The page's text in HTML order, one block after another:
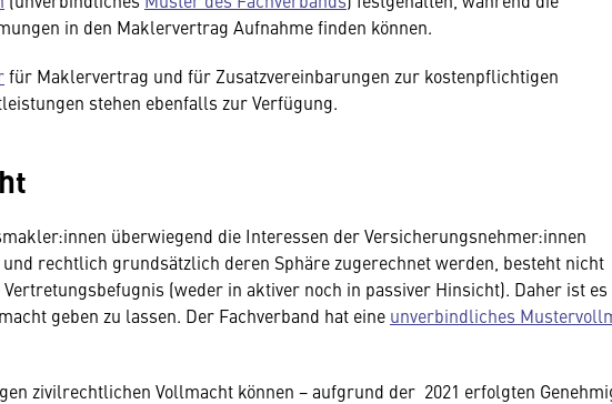
in den Maklervertrag Aufnahme finden können.
für Maklervertrag und für Zusatzvereinbarungen zur kostenpflichtigen
stehen ebenfalls zur Verfügung.
überwiegend die Interessen der Versicherungsnehmer:innen
rechtlich grundsätzlich deren Sphäre zugerechnet werden, besteht nicht
(weder in aktiver noch in passiver Hinsicht). Daher ist es
geben zu lassen. Der Fachverband hat eine unverbindliches
zivilrechtlichen Vollmacht können − aufgrund der 2021 erfolgten